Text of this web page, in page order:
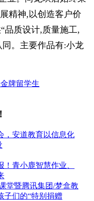
精神,以创造客户价
品质设计,质量施工,
。主要作品有:小龙
牌留学生
，安道教育以信息化
青小鹿智慧作业、
堂暨腾讯集团/梦盒教
子们的“特别捐赠